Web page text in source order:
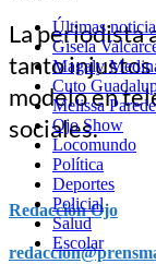
Últimas
Gisela
Magaly
Cuto
Melissa
Ojo Show
Locomundo
Política
Deportes
Policial
Salud
Escolar
La periodista
tanto injustos
modelo en
sociales.
Redacción Ojo